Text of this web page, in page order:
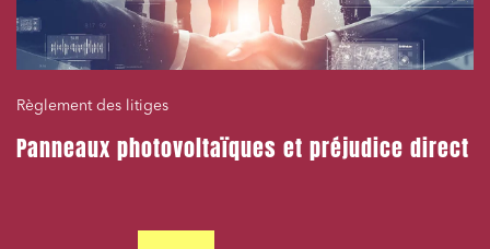
Règlement des litiges
Panneaux photovoltaïques et préjudice direct